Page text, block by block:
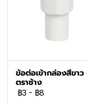
ข้อต่อเข้ากล่องสีขาว
ตราช้าง
฿3 - ฿8